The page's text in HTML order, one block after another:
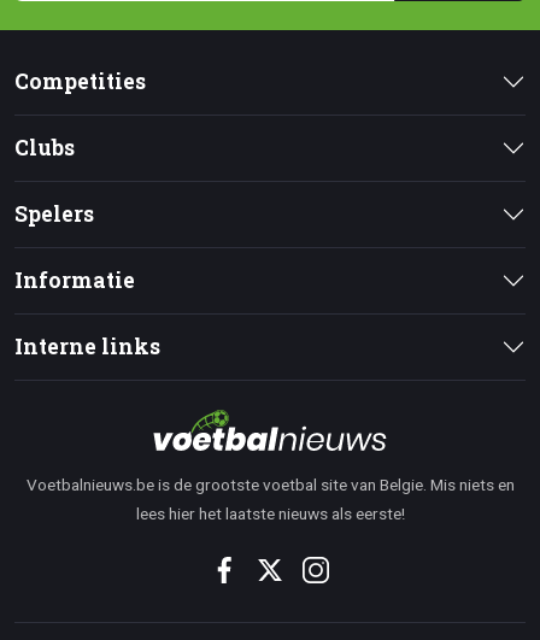
Competities
Clubs
Spelers
Informatie
Interne links
Voetbalnieuws.be is de grootste voetbal site van Belgie. Mis niets en
lees hier het laatste nieuws als eerste!